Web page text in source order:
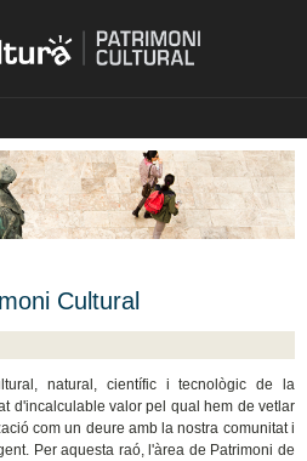
Cultural
natural, científic i tecnològic de la
d'incalculable valor pel qual hem de vetlar
com un deure amb la nostra comunitat i
Per aquesta raó, l'àrea de Patrimoni de